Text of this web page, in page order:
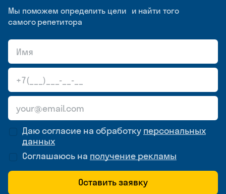
Мы поможем определить цели и найти того
самого репетитора
Даю согласие на обработку персональных
данных
Соглашаюсь на получение рекламы
Оставить заявку